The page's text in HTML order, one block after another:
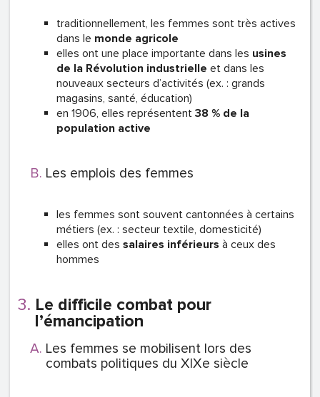
traditionnellement, les femmes sont très actives
dans le monde agricole
elles ont une place importante dans les usines
de la Révolution industrielle et dans les
nouveaux secteurs d’activités (ex. : grands
magasins, santé, éducation)
en 1906, elles représentent 38 % de la
population active
Les emplois des femmes
les femmes sont souvent cantonnées à certains
métiers (ex. : secteur textile, domesticité)
elles ont des salaires inférieurs à ceux des
hommes
Le difficile combat pour
l’émancipation
Les femmes se mobilisent lors des
combats politiques du XIXe siècle